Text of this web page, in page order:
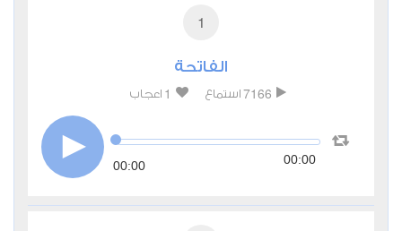
1
الفاتحة
7166 استماع 1 اعجاب
00:00 00:00